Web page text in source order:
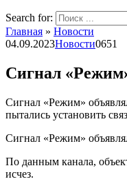
Search for:
Главная » Новости
04.09.2023Новости0651
Сигнал
Сигнал «Режим»
пытались установить
Сигнал «Режим»
По данным канала,
исчез.